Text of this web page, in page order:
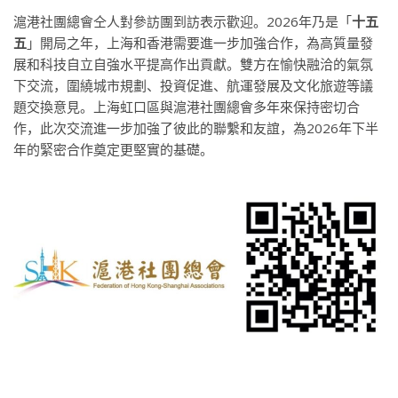
滬港社團總會仝人對參訪團到訪表示歡迎。2026年乃是「十五
五 」開局之年，上海和香港需要進一步加強合作，為高質量發
展和科技自立自強水平提高作出貢獻。雙方在愉快融洽的氣氛
下交流，圍繞城市規劃、投資促進、航運發展及文化旅遊等議
題交換意見。
上海虹口區與滬港社團總會多年來保持密切合
作，此次交流進一步加強了彼此的聯繫和友誼，為2026年下半
年的緊密合作奠定更堅實的基礎。